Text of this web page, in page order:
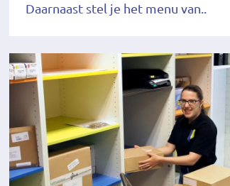
Daarnaast stel je het menu van..